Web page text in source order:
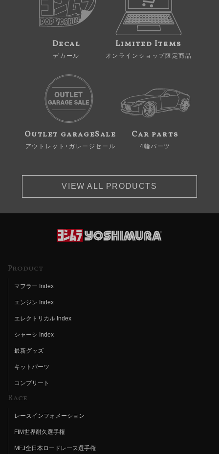
Decal
デカール
Limited Items
オンラインショップ限定商品
Outlet garageSale
アウトレット・ガレージセール
Car parts
4輪パーツ
VIEW ALL PRODUCTS
Product
マフラー Index
エンジン Index
エレクトリカル Index
シャーシ Index
最新グッズ
キットパーツ
コンプリート
Race
レースインフォメーション
FIM世界耐久選手権
MFJ全日本ロードレース選手権